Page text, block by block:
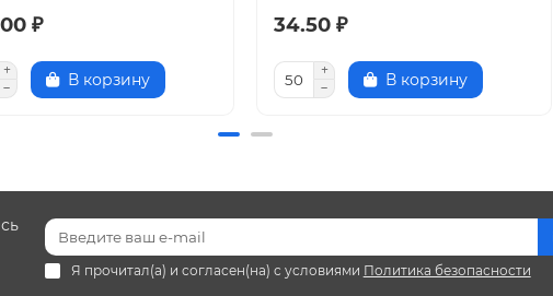
₽
В корзину
34.50 ₽
В корзину
Я прочитал(а) и согласен(на) с условиями Политика безопасности